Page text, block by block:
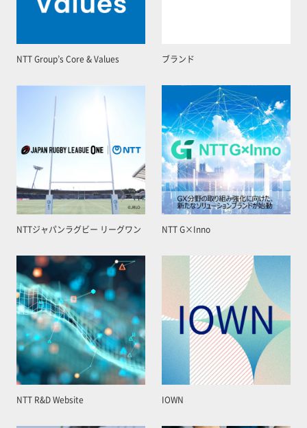
NTT Group’s Core & Values ブランド
NTTジャパンラグビー リーグワン NTT G×Inno
NTT R&D Website IOWN